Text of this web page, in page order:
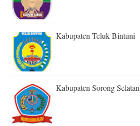
Kabupaten Teluk Bintuni
Kabupaten Sorong Selatan